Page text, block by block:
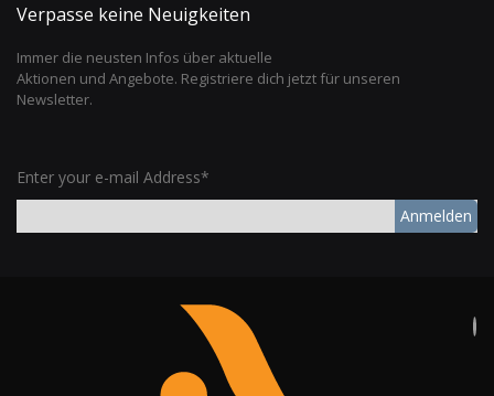
Verpasse keine Neuigkeiten
Immer die neusten Infos über aktuelle
Aktionen und Angebote. Registriere dich jetzt für unseren
Newsletter.
Enter your e-mail Address*
Anmelden